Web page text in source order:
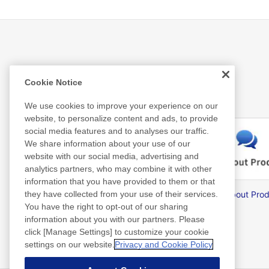
Related Information
Nitto Library FAQ about
Cookie Notice
We use cookies to improve your experience on our
website, to personalize content and ads, to provide
social media features and to analyses our traffic.
We share information about your use of our
website with our social media, advertising and
analytics partners, who may combine it with other
information that you have provided to them or that
they have collected from your use of their services.
You have the right to opt-out of our sharing
information about you with our partners. Please
click [Manage Settings] to customize your cookie
settings on our website. Privacy and Cookie Policy